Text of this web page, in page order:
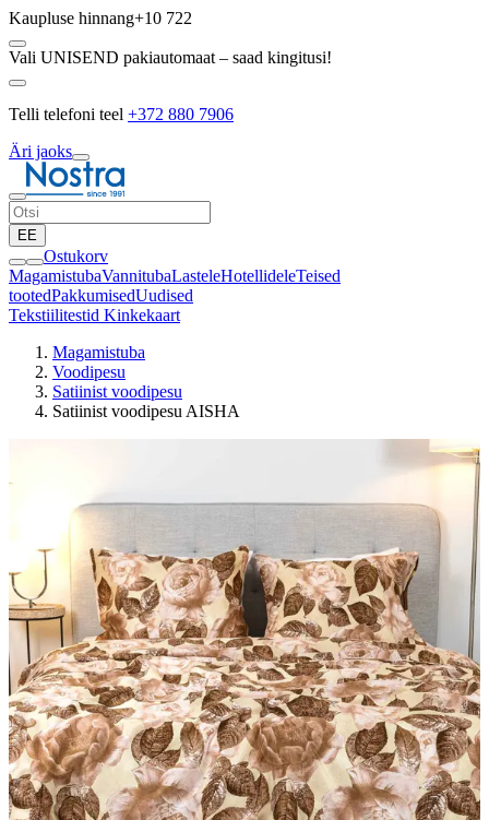
Kaupluse hinnang+10 722
Vali UNISEND pakiautomaat – saad kingitusi!
Telli telefoni teel +372 880 7906
Äri jaoks
EE
Ostukorv
MagamistubaVannitubaLasteleHotellideleTeised
tootedPakkumisedUudised
Tekstiilitestid Kinkekaart
Magamistuba
Voodipesu
Satiinist voodipesu
Satiinist voodipesu AISHA